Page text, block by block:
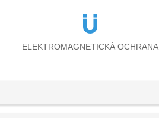
ELEKTROMAGNETICKÁ OCHRANA